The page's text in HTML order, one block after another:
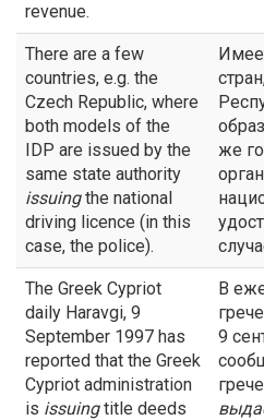
revenue.
There are a few
countries, e.g. the
Czech Republic, where
both models of the
IDP are issued by the
same state authority
issuingthe national
driving licence (in this
case, the police).
же
The Greek Cypriot
daily Haravgi, 9
September 1997 has
reported that the Greek
Cypriot administration
is issuingtitle deeds
В
9